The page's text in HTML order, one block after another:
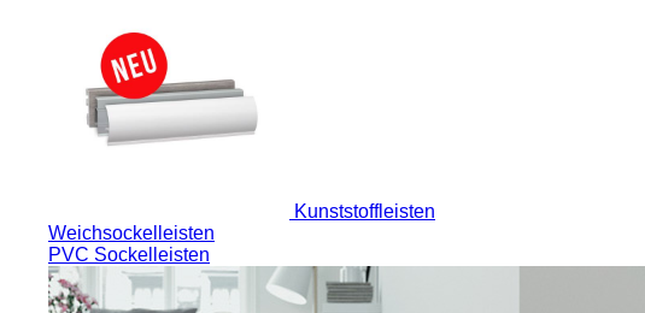
Kunststoffleisten
Weichsockelleisten
PVC Sockelleisten